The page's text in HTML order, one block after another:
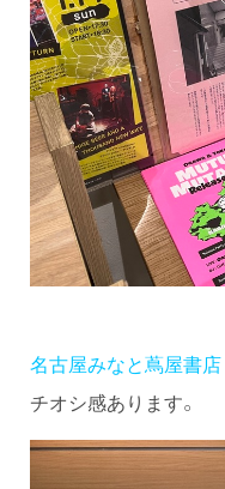
名古屋みなと蔦屋書店
チオシ感あります。